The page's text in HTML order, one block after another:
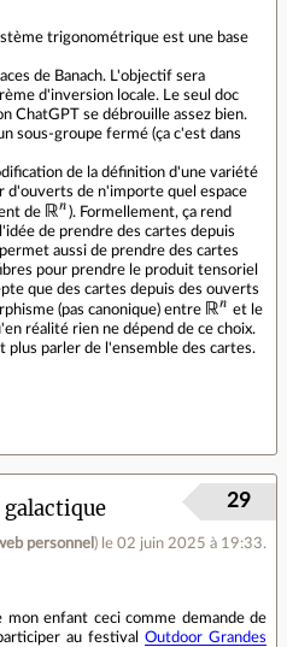
trigonométrique est une base
de Banach. L'objectif sera
d'inversion locale. Le seul doc
ChatGPT se débrouille assez bien.
sous-groupe fermé (ça c'est dans
de la définition d'une variété
d'ouverts de n'importe quel espace
de
). Formellement, ça rend
de prendre des cartes depuis
aussi de prendre des cartes
pour prendre le produit tensoriel
que des cartes depuis des ouverts
(pas canonique) entre
et le
réalité rien ne dépend de ce choix.
plus parler de l'ensemble des cartes.
personnel ) le 02 juin 2025 à 19:33.
29
mon enfant ceci comme demande de
au festival Outdoor Grandes